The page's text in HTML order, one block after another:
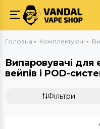
Головна Комплектуючі
Випаровувачі для
вейпів і POD-
Фільтри